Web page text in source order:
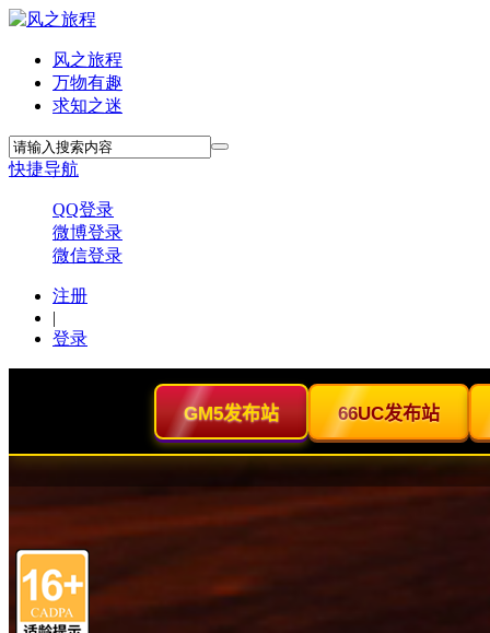
风之旅程
万物有趣
求知之迷
快捷导航
QQ登录
微博登录
微信登录
注册
|
登录